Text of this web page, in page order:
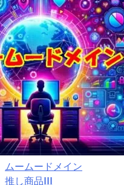
単
設
定
で
安
心！
ム
ー
ム
ー
ド
メ
イ
ムームードメイン
推し商品III